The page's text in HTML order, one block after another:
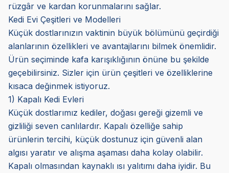
rüzgâr ve kardan korunmalarını sağlar.
Kedi Evi Çeşitleri ve Modelleri
Küçük dostlarınızın vaktinin büyük bölümünü geçirdiği
alanlarının özellikleri ve avantajlarını bilmek önemlidir.
Ürün seçiminde kafa karışıklığının önüne bu şekilde
geçebilirsiniz. Sizler için ürün çeşitleri ve özelliklerine
kısaca değinmek istiyoruz.
1) Kapalı Kedi Evleri
Küçük dostlarımız kediler, doğası gereği gizemli ve
gizliliği seven canlılardır. Kapalı özelliğe sahip
ürünlerin tercihi, küçük dostunuz için güvenli alan
algısı yaratır ve alışma aşaması daha kolay olabilir.
Kapalı olmasından kaynaklı ısı yalıtımı daha iyidir. Bu